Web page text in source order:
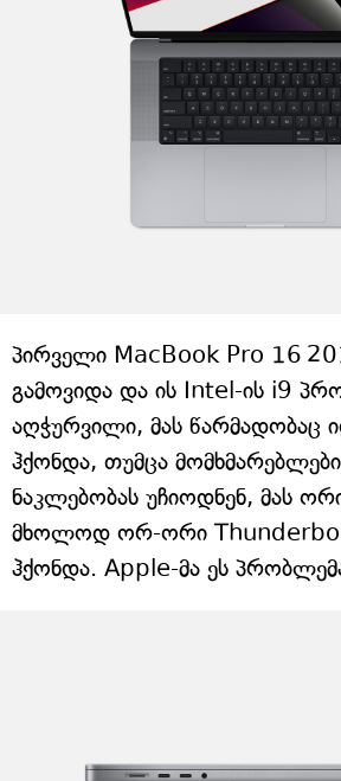
პირველი MacBook Pro 16
გამოვიდა და ის Intel-ის i9
აღჭურვილი, მას წარმადობაც
ჰქონდა, თუმცა
ნაკლებობას უჩიოდნენ, მას
მხოლოდ ორ-ორი
ჰქონდა. Apple-მა ეს